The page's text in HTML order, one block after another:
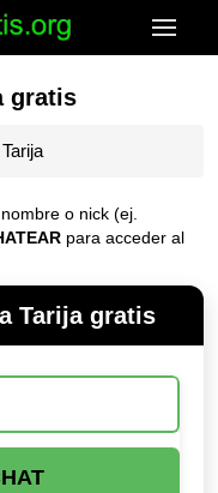
gratis
Tarija
o nick (ej.
para acceder al
Tarija gratis